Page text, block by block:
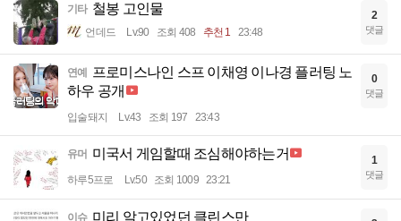
기타 철봉 고인물
언데드 Lv.90 조회 408 추천 1 23:48
2
댓글
연예
프로미스나인 스프 이채영 이나경 플러팅 노
하우 공개
입술돼지 Lv.43 조회 197 23:43
0
댓글
유머 미국서 게임할때 조심해야하는거
하루5프로 Lv.50 조회 1009 23:21
1
댓글
이슈 미리 알고있었던 클린스만